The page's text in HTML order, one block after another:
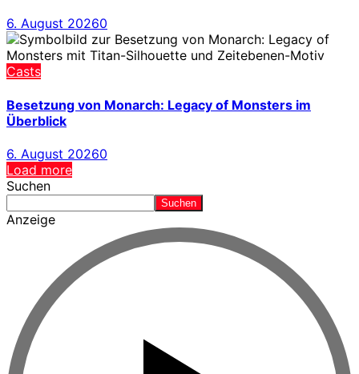
6. August 20260
Casts
Besetzung von Monarch: Legacy of Monsters im
Überblick
6. August 20260
Load more
Suchen
Suchen
Anzeige